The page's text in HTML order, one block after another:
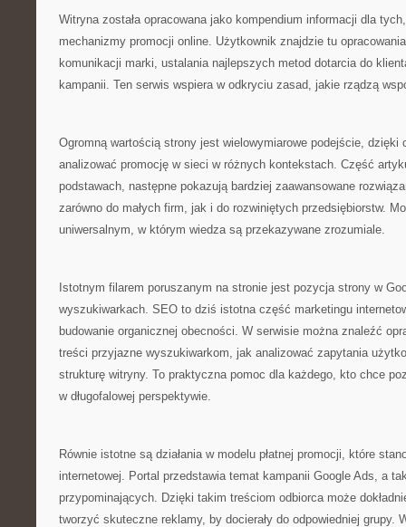
Witryna została opracowana jako kompendium informacji dla
mechanizmy promocji online. Użytkownik znajdzie tu
komunikacji marki, ustalania najlepszych metod dotarcia do
kampanii. Ten serwis wspiera w odkryciu zasad, jakie rządzą
Ogromną wartością strony jest wielowymiarowe podejście, dzięki
analizować promocję w sieci w różnych kontekstach. Część
podstawach, następne pokazują bardziej zaawansowane
zarówno do małych firm, jak i do rozwiniętych przedsiębiorstw.
uniwersalnym, w którym wiedza są przekazywane zrozumiale.
Istotnym filarem poruszanym na stronie jest pozycja strony w
wyszukiwarkach. SEO to dziś istotna część marketingu
budowanie organicznej obecności. W serwisie można znaleźć
treści przyjazne wyszukiwarkom, jak analizować zapytania
strukturę witryny. To praktyczna pomoc dla każdego, kto chce
w długofalowej perspektywie.
Równie istotne są działania w modelu płatnej promocji, które
internetowej. Portal przedstawia temat kampanii Google Ads, a
przypominających. Dzięki takim treściom odbiorca może
tworzyć skuteczne reklamy, by docierały do odpowiedniej grupy.